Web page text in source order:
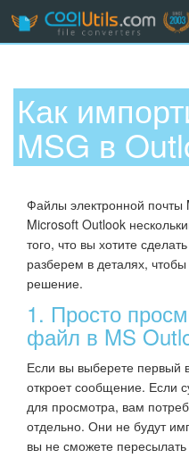
Как
MSG в
Файлы электронной почты
Microsoft Outlook
того, что вы хотите
разберем в деталях,
решение.
1. Просто
файл в MS
Если вы выберете первый
откроет сообщение. Если
для просмотра, вам
отдельно. Они не будут
вы не сможете пересылать